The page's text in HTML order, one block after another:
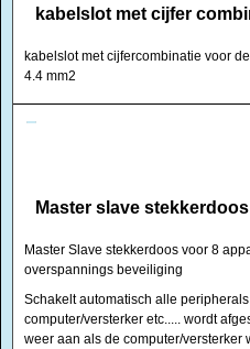
kabelslot met cijfer
kabelslot met cijfercombinatie voor
4.4 mm2
Master slave stekkerdoos
Master Slave stekkerdoos voor 8
overspannings beveiliging
Schakelt automatisch alle
computer/versterker etc..... wordt
weer aan als de computer/versterker